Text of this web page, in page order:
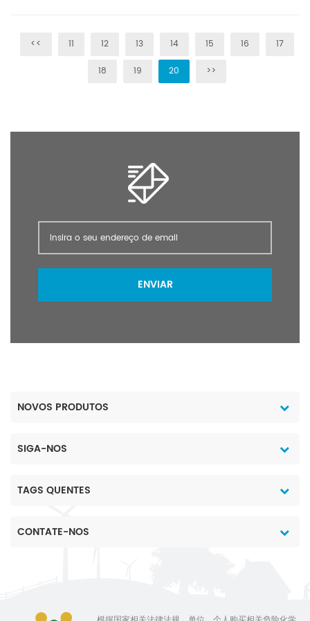
g/cm3 Solubilidade em água:Solúvel em
água Condições de armazenamento:Manter
em local escuro, atmosfera inerte, 2-8°C
<< 11 12 13 14 15 16 17
18 19 20 >>
ENVIAR
NOVOS PRODUTOS
SIGA-NOS
TAGS QUENTES
CONTATE-NOS